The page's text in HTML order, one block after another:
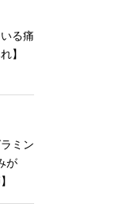
る痛
】
ミン
が